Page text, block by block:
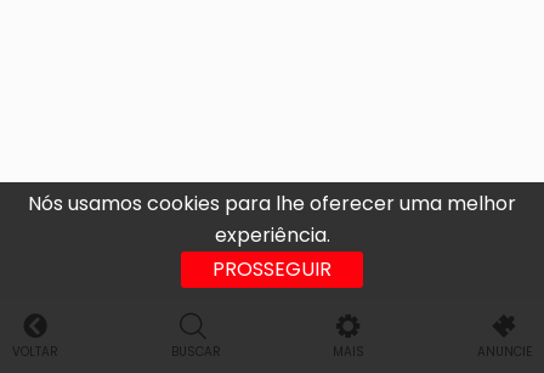
Nós usamos cookies para lhe oferecer uma melhor
experiência.
PROSSEGUIR
VOLTAR BUSCAR MAIS ANUNCIE